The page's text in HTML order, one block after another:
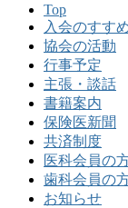
Top
入会のすす
協会の活動
行事予定
主張・談話
書籍案内
保険医新聞
共済制度
医科会員の
歯科会員の
お知らせ